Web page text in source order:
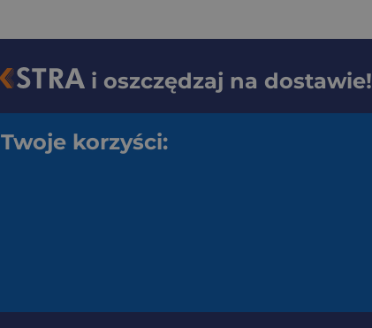
i oszczędzaj na dostawie!
Twoje korzyści: